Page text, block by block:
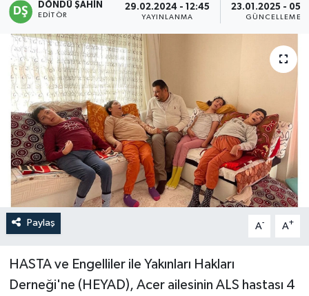
DÖNDÜ ŞAHİN
EDITÖR
29.02.2024 - 12:45
YAYINLANMA
23.01.2025 -
GÜNCELLEME
Paylaş A- A+
HASTA ve Engelliler ile Yakınları Hakları
Derneği'ne (HEYAD), Acer ailesinin ALS hastası 4